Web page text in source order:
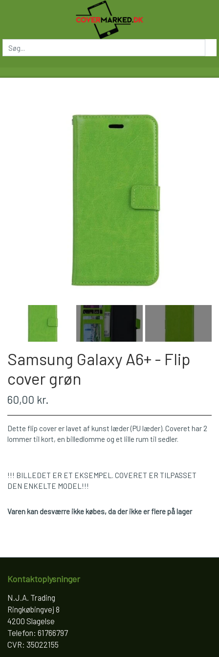
Samsung Galaxy A6+ - Flip
cover grøn
60,00 kr.
Dette flip cover er lavet af kunst læder (PU læder). Coveret har 2
lommer til kort, en billedlomme og et lille rum til sedler.
!!! BILLEDET ER ET EKSEMPEL. COVERET ER TILPASSET
DEN ENKELTE MODEL!!!
Varen kan desværre ikke købes, da der ikke er flere på lager
Kontaktoplysninger
N.J.A. Trading
Ringkøbingvej 8
4200 Slagelse
Telefon: 61766797
CVR: 35022155